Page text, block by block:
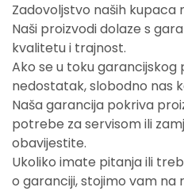
Zadovoljstvo naših kupaca
Naši proizvodi dolaze s
kvalitetu i trajnost.
Ako se u toku
nedostatak, slobodno nas
Naša garancija pokriva
potrebe za servisom ili
obavijestite.
Ukoliko imate pitanja ili
o garanciji, stojimo vam na